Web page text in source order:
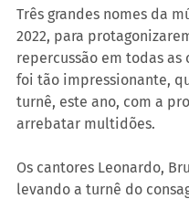
Três grandes nomes da
2022, para
repercussão em todas
foi tão impressionante,
turnê, este ano, com a
arrebatar multidões.
Os cantores Leonardo,
levando a turnê do